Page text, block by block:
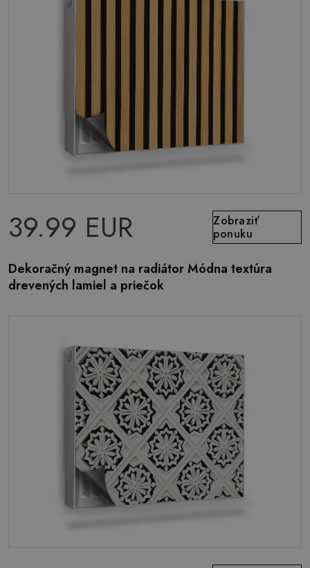
39.99 EUR
Zobraziť
ponuku
Dekoračný magnet na radiátor Módna textúra
drevených lamiel a priečok